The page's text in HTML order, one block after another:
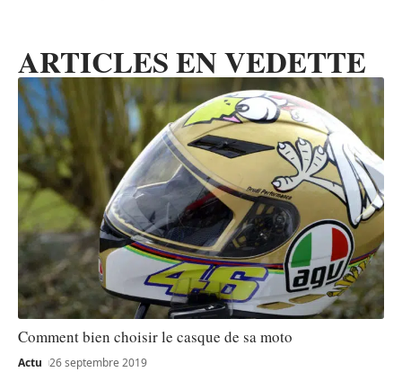
ARTICLES EN VEDETTE
Comment bien choisir le casque de sa moto
Actu 26 septembre 2019